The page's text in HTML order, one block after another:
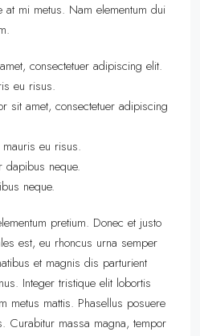
mi metus. Nam elementum dui
consectetuer adipiscing elit.
eu risus.
sit amet, consectetuer adipiscing
eu risus.
dapibus neque.
neque.
pretium. Donec et justo
est, eu rhoncus urna semper
et magnis dis parturient
Integer tristique elit lobortis
metus mattis. Phasellus posuere
Curabitur massa magna, tempor